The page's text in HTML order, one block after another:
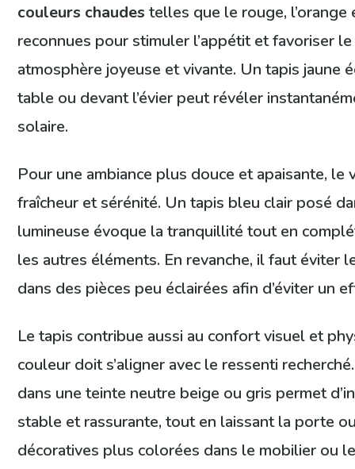
couleurs chaudes telles que le rouge, l’orange
reconnues pour stimuler l’appétit et favoriser
atmosphère joyeuse et vivante. Un tapis jaune
table ou devant l’évier peut révéler
solaire.
Pour une ambiance plus douce et apaisante,
fraîcheur et sérénité. Un tapis bleu clair posé
lumineuse évoque la tranquillité tout en
les autres éléments. En revanche, il faut éviter
dans des pièces peu éclairées afin d’éviter un
Le tapis contribue aussi au confort visuel et
couleur doit s’aligner avec le ressenti
dans une teinte neutre beige ou gris permet
stable et rassurante, tout en laissant la porte
décoratives plus colorées dans le mobilier ou